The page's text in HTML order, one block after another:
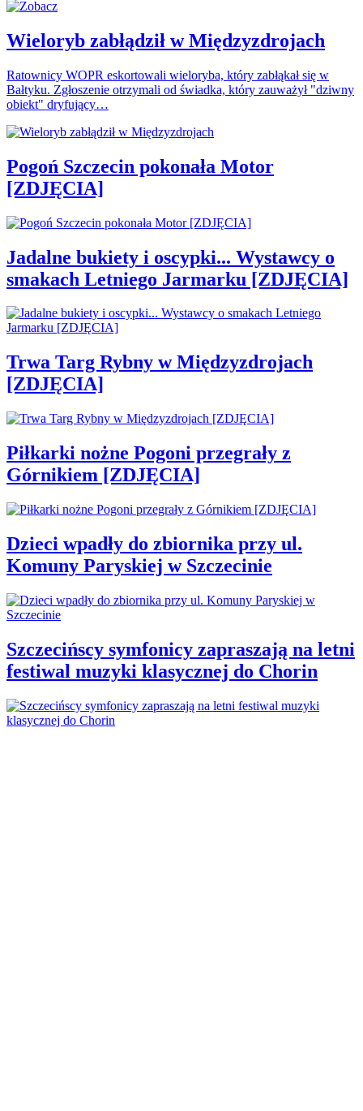
Wieloryb zabłądził w Międzyzdrojach
Ratownicy WOPR eskortowali wieloryba, który zabłąkał się w
Bałtyku. Zgłoszenie otrzymali od świadka, który zauważył "dziwny
obiekt" dryfujący…
Pogoń Szczecin pokonała Motor
[ZDJĘCIA]
Jadalne bukiety i oscypki... Wystawcy o
smakach Letniego Jarmarku [ZDJĘCIA]
Trwa Targ Rybny w Międzyzdrojach
[ZDJĘCIA]
Piłkarki nożne Pogoni przegrały z
Górnikiem [ZDJĘCIA]
Dzieci wpadły do zbiornika przy ul.
Komuny Paryskiej w Szczecinie
Szczecińscy symfonicy zapraszają na letni
festiwal muzyki klasycznej do Chorin